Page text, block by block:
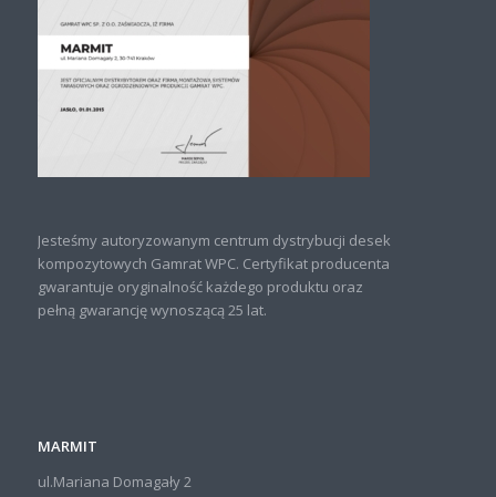
Jesteśmy autoryzowanym centrum dystrybucji desek
kompozytowych Gamrat WPC. Certyfikat producenta
gwarantuje oryginalność każdego produktu oraz
pełną gwarancję wynoszącą 25 lat.
MARMIT
ul.Mariana Domagały 2